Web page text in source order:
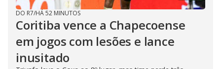
DO R7/HÁ 52 MINUTOS
Coritiba vence a Chapecoense
em jogos com lesões e lance
inusitado